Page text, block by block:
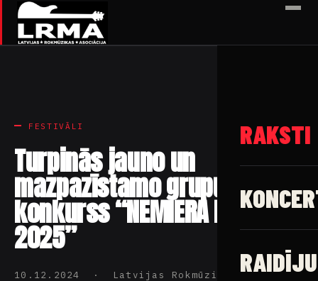
✕
RAKSTI
FESTIVĀLI
Turpinās jauno un
mazpazīstamo grupu
konkurss “NEMIERA BLICE
2025”
10.12.2024 · Latvijas Rokmūzikas